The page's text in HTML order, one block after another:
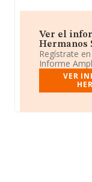
Ver el
Hermanos
Regístrate
Informe
VER